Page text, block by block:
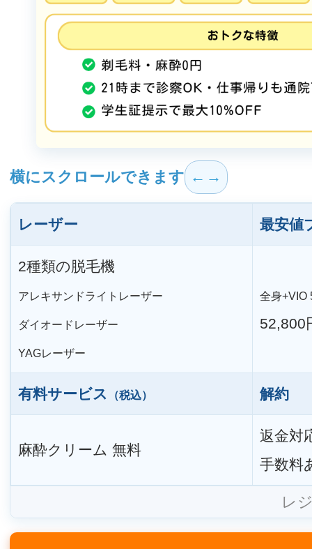
横にスクロールできます
レーザー 最安値
2種類の脱毛機
アレキサンドライトレーザー
ダイオードレーザー
YAGレーザー
全身+VIO
52,800
有料サービス （税込） 解約
麻酔クリーム 無料
返金対
手数料
レ